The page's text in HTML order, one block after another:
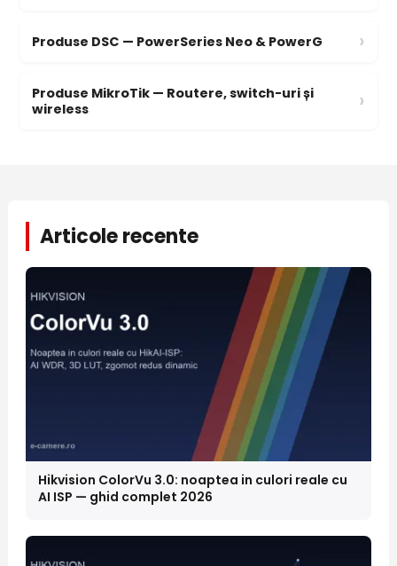
Produse DSC — PowerSeries Neo & PowerG ›
Produse MikroTik — Routere, switch-uri și
wireless
›
Articole recente
Hikvision ColorVu 3.0: noaptea in culori reale cu
AI ISP — ghid complet 2026